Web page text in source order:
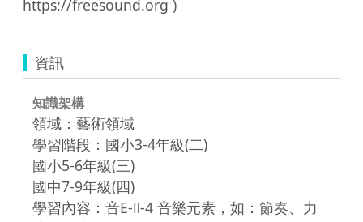
資訊
知識架構
領域：藝術領域
學習階段：國小3-4年級(二)
國小5-6年級(三)
國中7-9年級(四)
學習內容：音E-Ⅱ-4 音樂元素，如：節奏、力